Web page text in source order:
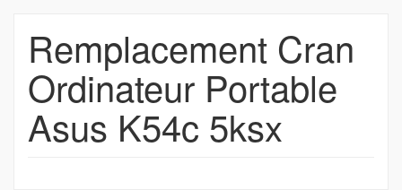
Remplacement Cran
Ordinateur Portable
Asus K54c 5ksx